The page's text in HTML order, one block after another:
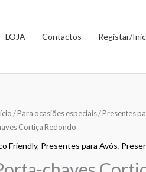
LOJA Contactos Registar/
/Para ocasiões especiais/Presentes
Cortiça Redondo
Friendly, Presentes para Avós,